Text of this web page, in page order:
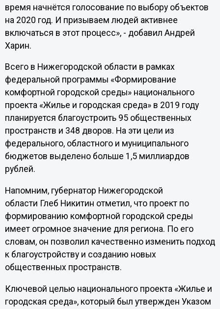
время начнётся голосование по выбору объектов
на 2020 год. И призываем людей активнее
включаться в этот процесс», - добавил Андрей
Харин.
Всего в Нижегородской области в рамках
федеральной программы «Формирование
комфортной городской среды» национального
проекта «Жилье и городская среда» в 2019 году
планируется благоустроить 95 общественных
пространств и 348 дворов. На эти цели из
федерального, областного и муниципального
бюджетов выделено больше 1,5 миллиардов
рублей.
Напомним, губернатор Нижегородской
области Глеб Никитин отметил, что проект по
формированию комфортной городской среды
имеет огромное значение для региона. По его
словам, он позволил качественно изменить подход
к благоустройству и созданию новых
общественных пространств.
Ключевой целью национального проекта «Жилье и
городская среда», который был утвержден Указом